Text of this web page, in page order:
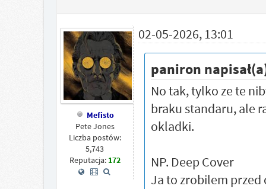
Mefisto
Pete Jones
Liczba postów:
5,743
Reputacja: 172
02-05-2026, 13:01
paniron
No tak, tylko ze te
braku standaru, ale
okladki.
NP. Deep Cover
Ja to zrobilem